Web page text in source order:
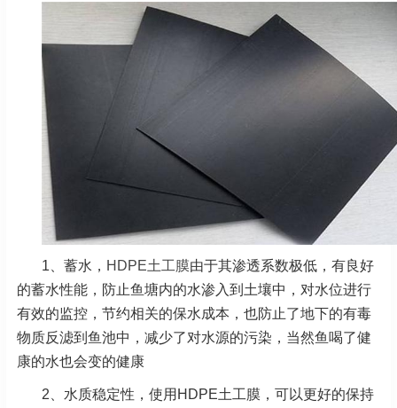
1、蓄水， HDPE土工膜由于其渗透系数极低，有良好
的蓄水性能，防止鱼塘内的水渗入到土壤中，对水位进行
有效的监控，节约相关的保水成本，也防止了地下的有毒
物质反滤到鱼池中，减少了对水源的污染，当然鱼喝了健
康的水也会变的健康
2、水质稳定性，使用HDPE土工膜，可以更好的保持